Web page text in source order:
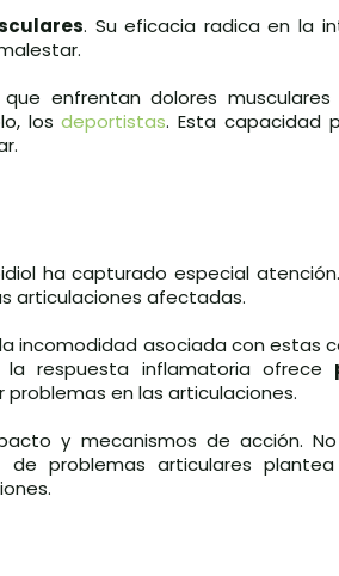
. Su eficacia radica en la
enfrentan dolores musculares
losdeportistas. Esta capacidad
ha capturado especial
articulaciones afectadas.
incomodidad asociada con estas
respuesta inflamatoria ofrece
problemas en las articulaciones.
y mecanismos de acción.
problemas articulares plantea